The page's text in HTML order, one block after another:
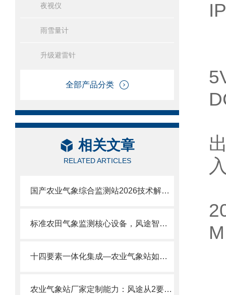
夜视仪
雨雪量计
升级避雷针
全部产品分类
相关文章
RELATED ARTICLES
国产农业气象综合监测站2026技术解析：自主可控+多参数集成+免维护
标准农田气象监测核心设备，风途智慧农场气象站，气象数据驱动农事决策
十四要素一体化集成—农业气象站如何做到一台同步采集作物生长全环境参数
农业气象站厂家定制能力：风途从2要素到14+要素，按需选配不浪费！